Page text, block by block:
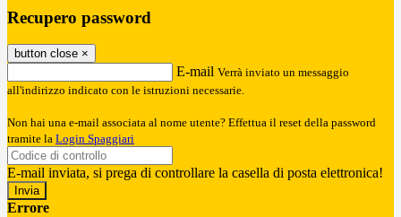
Recupero password
button close ×
E-mail Verrà inviato un messaggio
all'indirizzo indicato con le istruzioni necessarie.
Non hai una e-mail associata al nome utente? Effettua il reset della password
tramite la Login Spaggiari
E-mail inviata, si prega di controllare la casella di posta elettronica!
Errore